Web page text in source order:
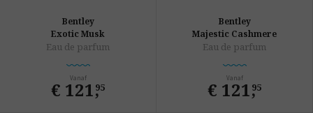
Bentley
Exotic Musk
Eau de parfum
Vanaf
€ 121,
95
Bentley
Majestic Cashmere
Eau de parfum
Vanaf
€ 121,
95